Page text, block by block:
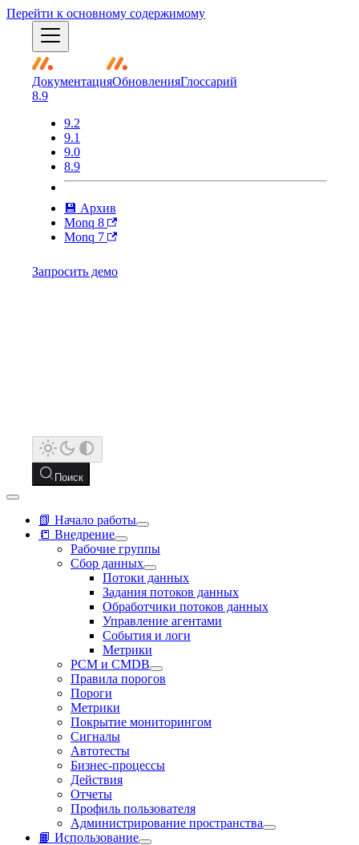
Перейти к основному содержимому
ДокументацияОбновленияГлоссарий
8.9
9.2
9.1
9.0
8.9
💾 Архив
Monq 8
Monq 7
Запросить демо
Поиск
📗 Начало работы
📒 Внедрение
Рабочие группы
Сбор данных
Потоки данных
Задания потоков данных
Обработчики потоков данных
Управление агентами
События и логи
Метрики
РСМ и CMDB
Правила порогов
Пороги
Метрики
Покрытие мониторингом
Сигналы
Автотесты
Бизнес-процессы
Действия
Отчеты
Профиль пользователя
Администрирование пространства
📙 Использование